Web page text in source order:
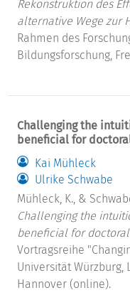
Rekonstruktion des
alternative Wege zur
Rahmen des
Bildungsforschung,
Challenging the
beneficial for
Kai Mühleck
Ulrike Schwabe
Mühleck, K., &
Challenging the
beneficial for
Vortragsreihe
Universität Würzburg,
Hannover (online).